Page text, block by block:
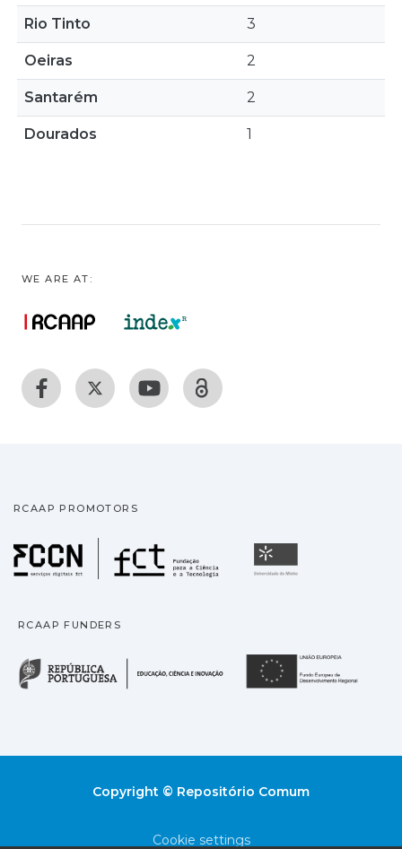
Rio Tinto 3
Oeiras 2
Santarém 2
Dourados 1
WE ARE AT:
RCAAP PROMOTORS
Fundação para a
RCAAP FUNDERS
República Portuguesa
Copyright © Repositório Comum
Cookie settings